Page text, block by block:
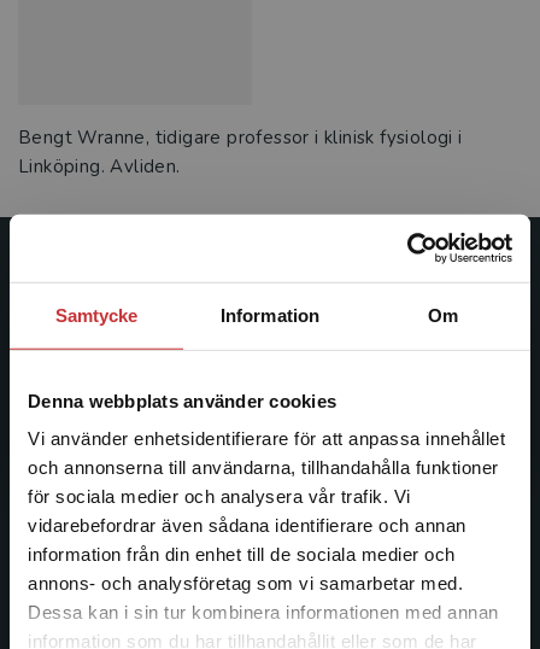
Samtycke Information Om
Denna webbplats använder cookies
Vi använder enhetsidentifierare för att anpassa innehållet
och annonserna till användarna, tillhandahålla funktioner
för sociala medier och analysera vår trafik. Vi
vidarebefordrar även sådana identifierare och annan
information från din enhet till de sociala medier och
annons- och analysföretag som vi samarbetar med.
Dessa kan i sin tur kombinera informationen med annan
information som du har tillhandahållit eller som de har
Begränsad fraktregion
Bengt Wranne, tidigare professor i klinisk fysiologi i
Linköping. Avliden.
Studentlitteratur
Studentlitteratur grundades 1963 och är idag Sveriges
facklitteratur, utbildningar och digitala
längs hela kunskapsresan.
Kontakta oss
Kontakta oss
046-31 20 00